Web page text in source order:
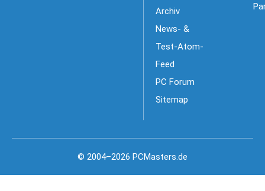
Archiv
News- &
Test-Atom-
Feed
PC Forum
Sitemap
© 2004–2026 PCMasters.de